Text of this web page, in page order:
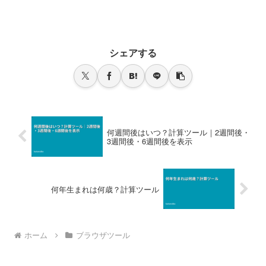
シェアする
何週間後はいつ？計算ツール｜2週間後・
3週間後・6週間後を表示
何年生まれは何歳？計算ツール
ホーム ブラウザツール